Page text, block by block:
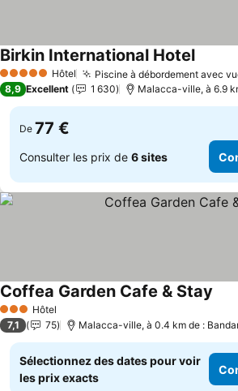
5 Étoiles Hôtel Piscine à débordement avec
Birkin International Hotel
8,9 Excellent 1 630 Malacca-ville, à 6.9
De 77 €
Consulter les prix de 6 sites
3 ÉtoilesHôtel
Coffea Garden Cafe & Stay
7,1 75 Malacca-ville, à 0.4 km de :
Sélectionnez des dates pour voir
les prix exacts